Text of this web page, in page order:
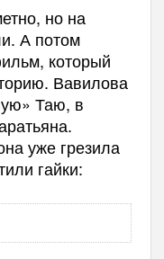
но на
А потом
который
Вавилова
Таю, в
уже грезила
гайки: